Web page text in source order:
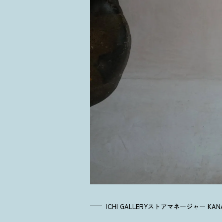
ICHI GALLERYストアマネージャー